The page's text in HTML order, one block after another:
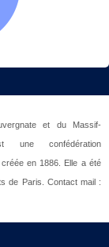
et du Massif-
une confédération
en 1886. Elle a été
de Paris. Contact mail :